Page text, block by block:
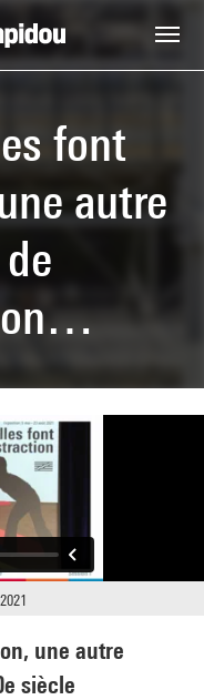
font
autre
une autre
siècle